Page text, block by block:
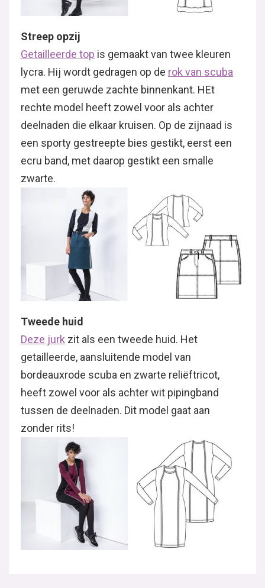
Streep opzij
Getailleerde top is gemaakt van twee kleuren
lycra. Hij wordt gedragen op de rok van scuba
met een geruwde zachte binnenkant. HEt
rechte model heeft zowel voor als achter
deelnaden die elkaar kruisen. Op de zijnaad is
een sporty gestreepte bies gestikt, eerst een
ecru band, met daarop gestikt een smalle
zwarte.
Tweede huid
Deze jurk zit als een tweede huid. Het
getailleerde, aansluitende model van
bordeauxrode scuba en zwarte reliëftricot,
heeft zowel voor als achter wit pipingband
tussen de deelnaden. Dit model gaat aan
zonder rits!